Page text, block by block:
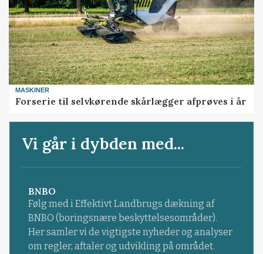
MASKINER
Forserie til selvkørende skårlægger afprøves i år
Vi går i dybden med...
BNBO
Følg med i Effektivt Landbrugs dækning af
BNBO (boringsnære beskyttelsesområder).
Her samler vi de vigtigste nyheder og analyser
om regler, aftaler og udvikling på området.